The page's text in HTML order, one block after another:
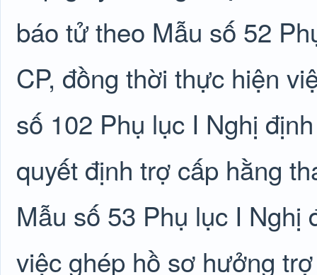
báo tử theo Mẫu số 52
CP, đồng thời thực hiện
số 102 Phụ lục I Nghị
quyết định trợ cấp hằng
Mẫu số 53 Phụ lục I
việc ghép hồ sơ hưởng